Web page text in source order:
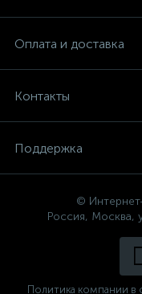
Оплата и доставка
Контакты
Поддержка
©
Россия, Москва,
Политика компании